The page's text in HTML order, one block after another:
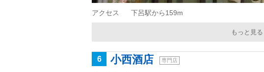
アクセス 下呂駅から159m
もっと見る
6 小西酒店 専門店